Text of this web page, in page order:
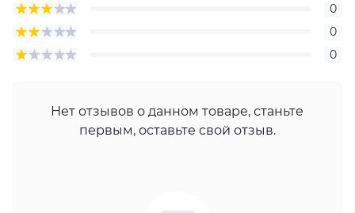
0
0
0
Нет отзывов о данном товаре, станьте
первым, оставьте свой отзыв.